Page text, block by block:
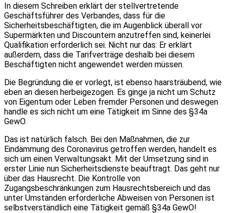
In diesem Schreiben erklärt der stellvertretende
Geschäftsführer des Verbandes, dass für die
Sicherheitsbeschäftigten, die im Augenblick überall vor
Supermärkten und Discountern anzutreffen sind, keinerlei
Qualifikation erforderlich sei. Nicht nur das: Er erklärt
außerdem, dass die Tarifverträge deshalb bei diesem
Beschäftigten nicht angewendet werden müssen.
Die Begründung die er vorlegt, ist ebenso haarsträubend, wie
eben an diesen herbeigezogen. Es ginge ja nicht um Schutz
von Eigentum oder Leben fremder Personen und deswegen
handle es sich nicht um eine Tätigkeit im Sinne des §34a
GewO.
Das ist natürlich falsch. Bei den Maßnahmen, die zur
Eindämmung des Coronavirus getroffen werden, handelt es
sich um einen Verwaltungsakt. Mit der Umsetzung sind in
erster Linie nun Sicherheitsdienste beauftragt. Das geht nur
über das Hausrecht. Die Kontrolle von
Zugangsbeschränkungen zum Hausrechtsbereich und das
unter Umständen erforderliche Abweisen von Personen ist
selbstverständlich eine Tätigkeit gemäß §34a GewO!